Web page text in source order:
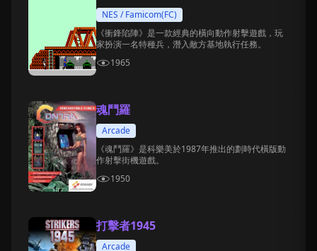
NES / Famicom(FC)
《衝鋒陷陣》是一款經典的橫向動作射擊遊戲，玩
家扮演一名特種兵，潛入敵方基地執行任務。
1965
魂鬥羅
Arcade
《魂鬥羅》是科樂美於1987年推出的劃時代橫版動
作射擊街機遊戲。
1950
打擊者1945
Arcade